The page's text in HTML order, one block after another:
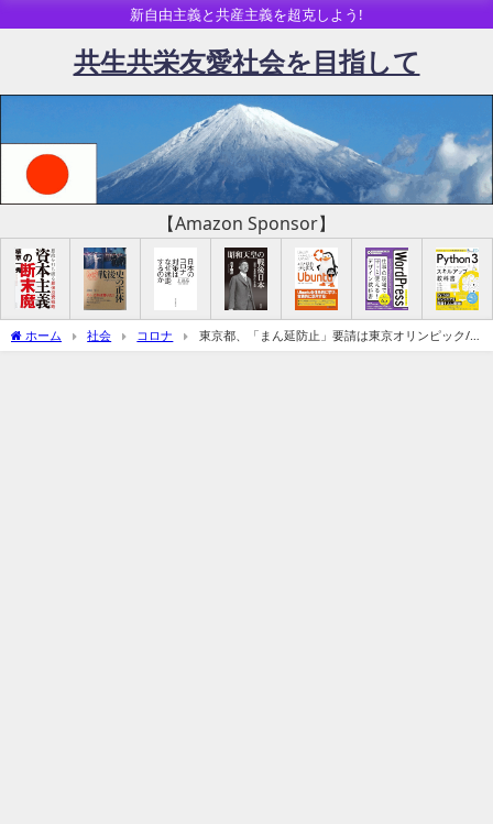
新自由主義と共産主義を超克しよう!
共生共栄友愛社会を目指して
【Amazon Sponsor】
ホーム 社会 コロナ
東京都、「まん延防止」要請は東京オリンピック/パ
ラリンピック最優先の「とがめ」（追記変異株）